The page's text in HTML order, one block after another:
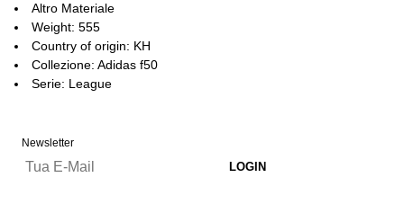
Altro Materiale
Weight: 555
Country of origin: KH
Collezione: Adidas f50
Serie: League
Newsletter